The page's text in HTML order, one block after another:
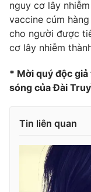
VTV Money
VTV Sức khoẻ
Thị trường 24h
VTV4
Liên hệ tòa soạn
nguy cơ lây
vaccine cúm
cho người được
cơ lây nhiễm
* Mời quý độc
sóng của Đài
Tin liên quan